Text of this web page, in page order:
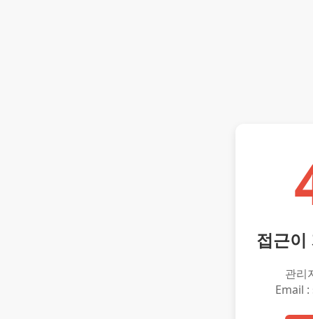
접근이
관리
Email